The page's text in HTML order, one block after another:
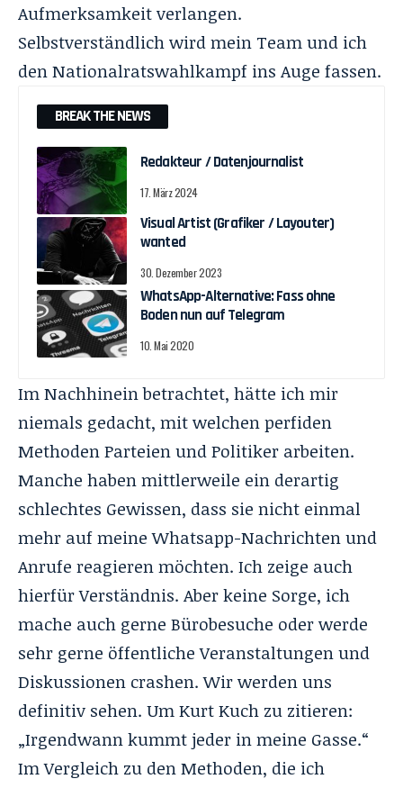
Aufmerksamkeit verlangen.
Selbstverständlich wird mein Team und ich
den Nationalratswahlkampf ins Auge fassen.
BREAK THE NEWS
Redakteur / Datenjournalist
17. März 2024
Visual Artist (Grafiker / Layouter)
wanted
30. Dezember 2023
WhatsApp-Alternative: Fass ohne
Boden nun auf Telegram
10. Mai 2020
Im Nachhinein betrachtet, hätte ich mir
niemals gedacht, mit welchen perfiden
Methoden Parteien und Politiker arbeiten.
Manche haben mittlerweile ein derartig
schlechtes Gewissen, dass sie nicht einmal
mehr auf meine Whatsapp-Nachrichten und
Anrufe reagieren möchten. Ich zeige auch
hierfür Verständnis. Aber keine Sorge, ich
mache auch gerne Bürobesuche oder werde
sehr gerne öffentliche Veranstaltungen und
Diskussionen crashen. Wir werden uns
definitiv sehen. Um Kurt Kuch zu zitieren:
„Irgendwann kummt jeder in meine Gasse.“
Im Vergleich zu den Methoden, die ich